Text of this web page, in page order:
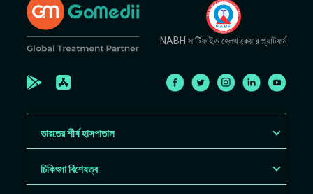
NABH সার্টিফাইড হেলথ কেয়ার প্ল্যাটফর্ম
ভারতের শীর্ষ হাসপাতাল
চিকিৎসা বিশেষত্ব